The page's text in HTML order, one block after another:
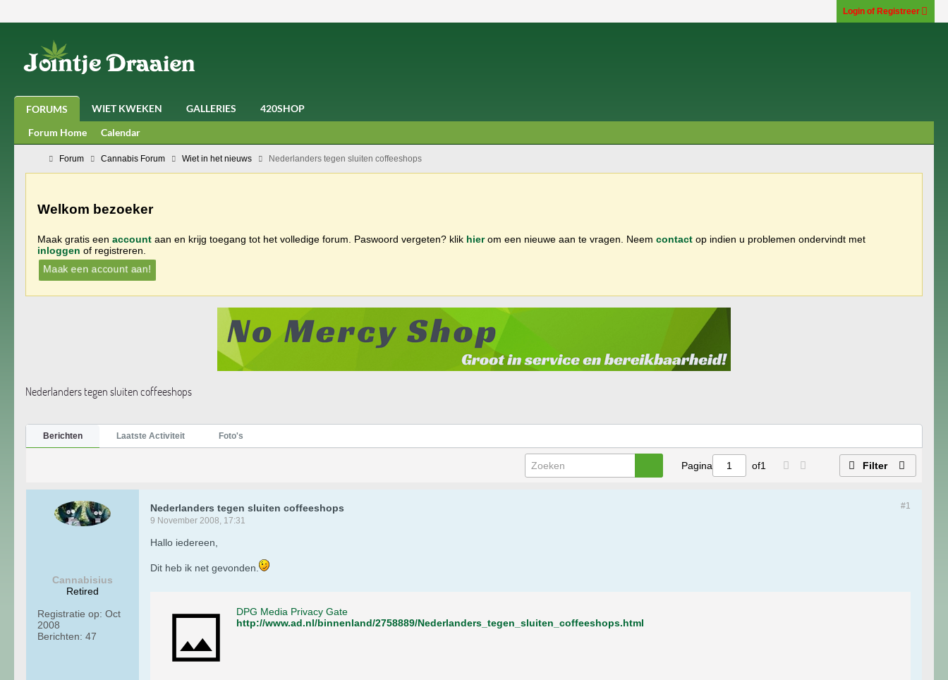
Login of Registreer
FORUMS WIET KWEKEN GALLERIES
420SHOP
Forum Home
Calendar
Forum Cannabis Forum Wiet in het nieuws Nederlanders tegen sluiten coffeeshops
Welkom bezoeker
Maak gratis een account aan en krijg toegang tot het volledige forum. Paswoord vergeten? klik hierom een nieuwe aan te vragen. Neem contact op indien u problemen ondervindt met
inloggen of registreren.
Maak een account aan!
Nederlanders tegen sluiten coffeeshops
Berichten Laatste Activiteit Foto's
Pagina of1 Filter
Cannabisius
Retired
Registratie op: Oct
2008
Berichten: 47
#1
Nederlanders tegen sluiten coffeeshops
9 November 2008, 17:31
Hallo iedereen,
Dit heb ik net gevonden.
DPG Media Privacy Gate
http://www.ad.nl/binnenland/2758889/Nederlanders_tegen_sluiten_coffeeshops.html